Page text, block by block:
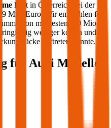
liegt in Österreich bei der
Mio. Euro. Wir empfehlen für
von mindestens 20 Mio.
weniger kosten und
auftreten könnte.
für Audi Modelle